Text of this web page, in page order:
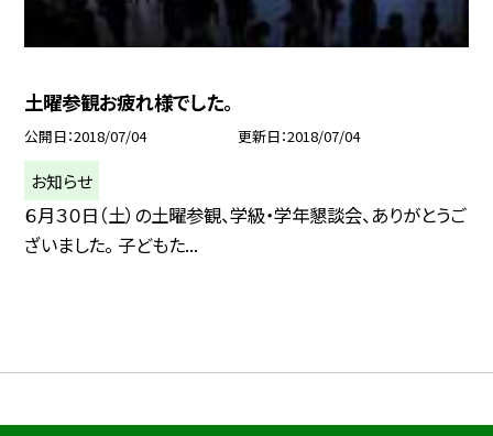
土曜参観お疲れ様でした。
公開日 2018/07/04 更新日 2018/07/04
お知らせ
６月３０日（土）の土曜参観、学級・学年懇談会、ありがとうご
ざいました。 子どもた...